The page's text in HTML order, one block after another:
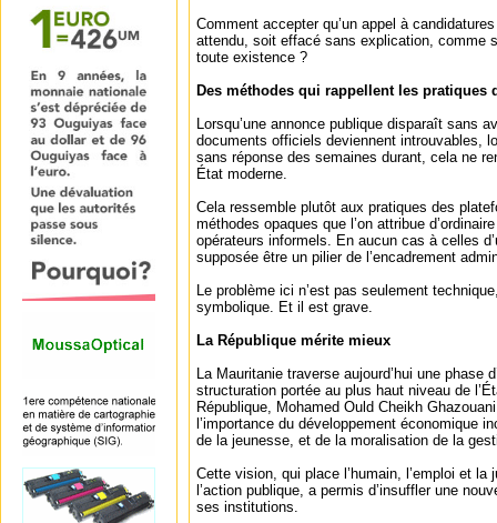
Comment accepter qu’un appel à
attendu, soit effacé sans explication, comme
toute existence ?
Des méthodes qui rappellent les pratiques
Lorsqu’une annonce publique disparaît sans
documents officiels deviennent introuvables,
sans réponse des semaines durant, cela ne
État moderne.
Cela ressemble plutôt aux pratiques des
méthodes opaques que l’on attribue
opérateurs informels. En aucun cas à celles
supposée être un pilier de l’encadrement
Le problème ici n’est pas seulement
symbolique. Et il est grave.
La République mérite mieux
La Mauritanie traverse aujourd’hui une phase
structuration portée au plus haut niveau de
République, Mohamed Ould Cheikh
l’importance du développement économique
de la jeunesse, et de la moralisation de la
Cette vision, qui place l’humain, l’emploi et
l’action publique, a permis d’insuffler une
ses institutions.